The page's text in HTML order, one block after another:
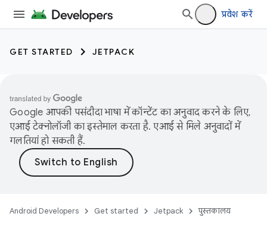
प्रवेश करें
GET STARTED JETPACK
Google आपकी पसंदीदा भाषा में कॉन्टेंट का अनुवाद करने के लिए,
एआई टेक्नोलॉजी का इस्तेमाल करता है. एआई से मिले अनुवादों में
गलतियां हो सकती हैं.
Android Developers Get started Jetpack पुस्तकालय